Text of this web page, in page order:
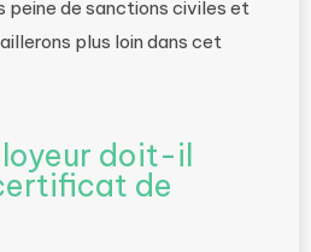
de sanctions civiles et
plus loin dans cet
doit-il
de